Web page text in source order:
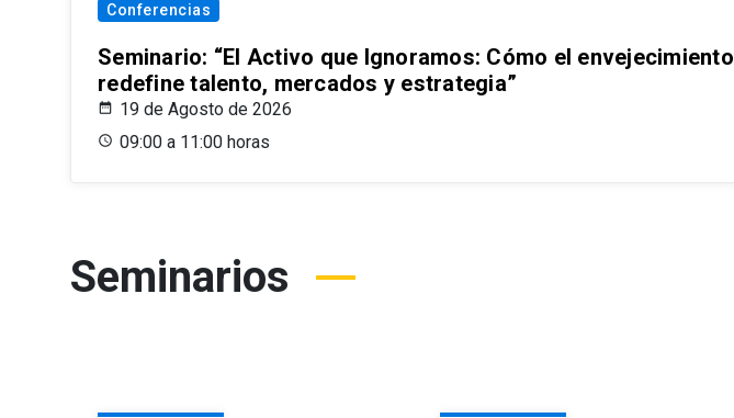
Conferencias
Seminario: “El Activo que Ignoramos: Cómo el envejecimiento
redefine talento, mercados y estrategia”
19 de Agosto de 2026
09:00 a 11:00 horas
Seminarios